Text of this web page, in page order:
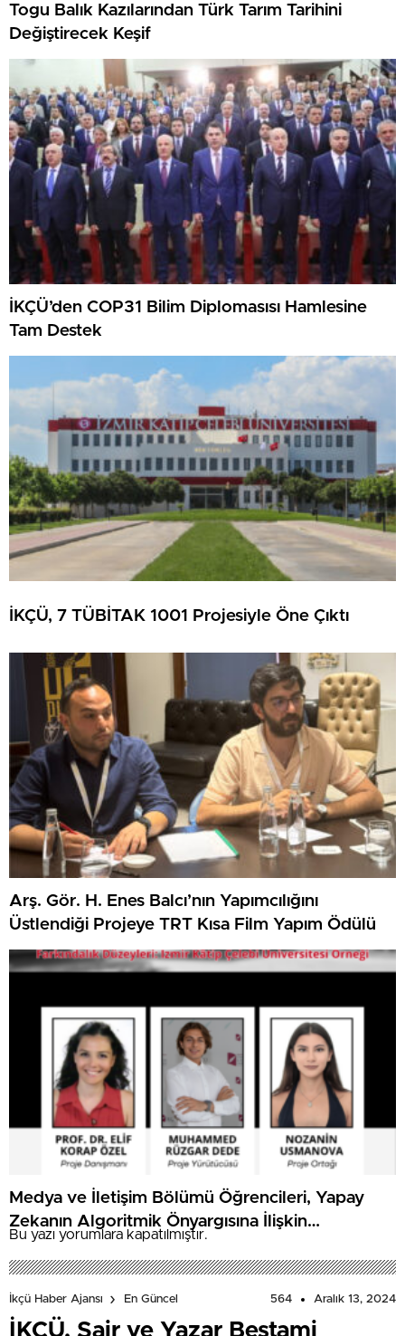
Togu Balık Kazılarından Türk Tarım Tarihini
Değiştirecek Keşif
İKÇÜ’den COP31 Bilim Diplomasısı Hamlesine
Tam Destek
İKÇÜ, 7 TÜBİTAK 1001 Projesiyle Öne Çıktı
Arş. Gör. H. Enes Balcı’nın Yapımcılığını
Üstlendiği Projeye TRT Kısa Film Yapım Ödülü
Medya ve İletişim Bölümü Öğrencileri, Yapay
Zekanın Algoritmik Önyargısına İlişkin
Farkındalık Düzeylerini Araştıracak
Bu yazı yorumlara kapatılmıştır.
İkçü Haber Ajansı En Güncel 564 Aralık 13, 2024
İKÇÜ, Şair ve Yazar Bestami